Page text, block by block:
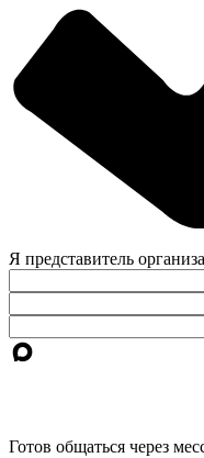
Я представитель
Готов общаться через